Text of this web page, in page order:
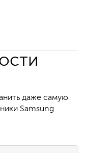
даже самую
Samsung